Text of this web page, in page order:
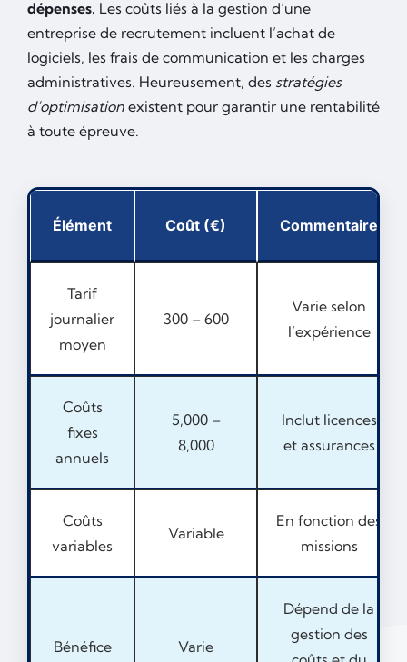
dépenses. Les coûts liés à la gestion d’une
entreprise de recrutement incluent l’achat de
logiciels, les frais de communication et les charges
administratives. Heureusement, des stratégies
d’optimisation existent pour garantir une rentabilité
à toute épreuve.
Élément Coût (€) Commentaire
Tarif
journalier
moyen
300 – 600
Varie selon
l’expérience
Coûts
fixes
annuels
5,000 –
8,000
Inclut licences
et assurances
Coûts
variables
Variable
En fonction des
missions
Bénéfice Varie
Dépend de la
gestion des